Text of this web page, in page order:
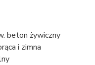
beton żywiczny
i zimna